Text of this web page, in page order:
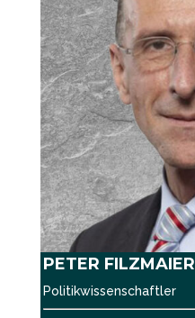
PETER FILZMAIER
Politikwissenschaftler